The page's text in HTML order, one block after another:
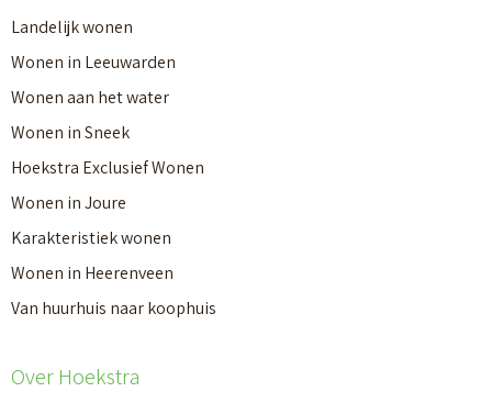
Landelijk wonen
Wonen in Leeuwarden
Wonen aan het water
Wonen in Sneek
Hoekstra Exclusief Wonen
Wonen in Joure
Karakteristiek wonen
Wonen in Heerenveen
Van huurhuis naar koophuis
Over Hoekstra